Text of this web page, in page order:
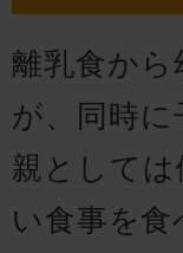
離乳食か
が、同時
親として
い食事を